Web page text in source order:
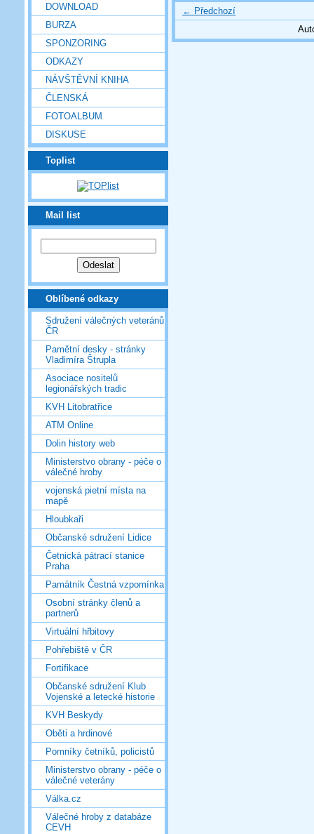
DOWNLOAD
BURZA
SPONZORING
ODKAZY
NÁVŠTĚVNÍ KNIHA
ČLENSKÁ
FOTOALBUM
DISKUSE
Toplist
Mail list
Oblíbené odkazy
Sdružení válečných veteránů
ČR
Pamětní desky - stránky
Vladimíra Štrupla
Asociace nositelů
legionářských tradic
KVH Litobratřice
ATM Online
Dolin history web
Ministerstvo obrany - péče o
válečné hroby
vojenská pietní místa na
mapě
Hloubkaři
Občanské sdružení Lidice
Četnická pátrací stanice
Praha
Památník Čestná vzpomínka
Osobní stránky členů a
partnerů
Virtuální hřbitovy
Pohřebiště v ČR
Fortifikace
Občanské sdružení Klub
Vojenské a letecké historie
KVH Beskydy
Oběti a hrdinové
Pomníky četníků, policistů
Ministerstvo obrany - péče o
válečné veterány
Válka.cz
Válečné hroby z databáze
CEVH
← Předchozí